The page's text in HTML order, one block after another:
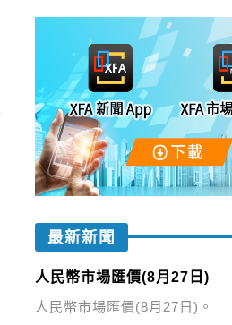
最新新聞
人民幣市場匯價(8月27日)
人民幣市場匯價(8月27日)。